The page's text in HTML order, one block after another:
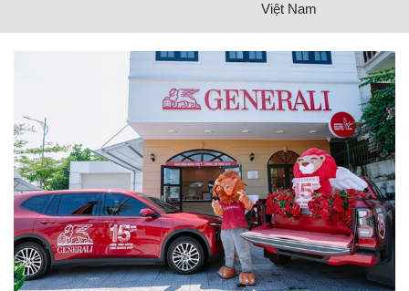
Việt Nam